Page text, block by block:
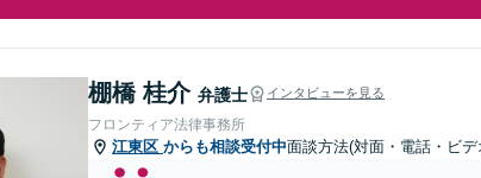
棚橋 桂介 弁護士 インタビューを見る
フロンティア法律事務所
江東区 からも相談受付中面談方法(対面・電話・ビ